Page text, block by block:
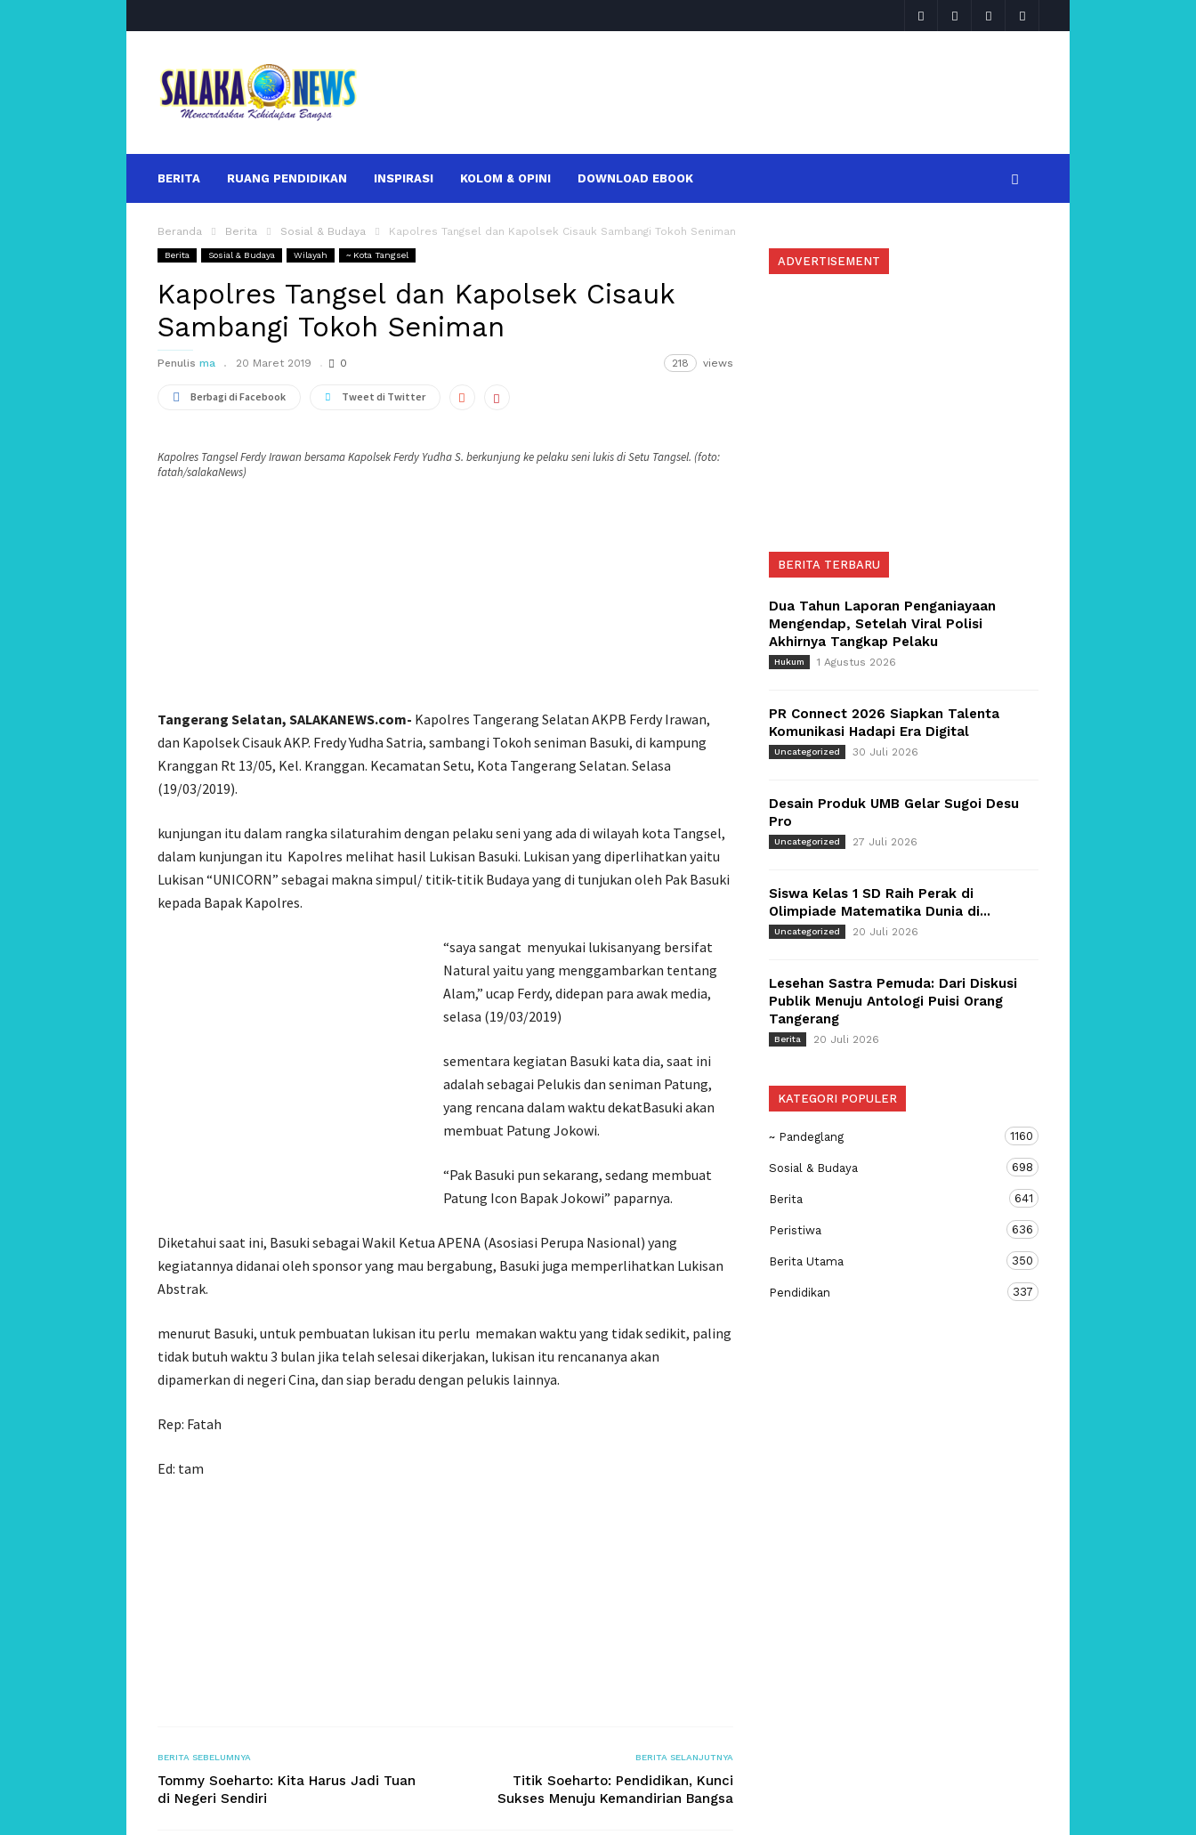
BERITA RUANG PENDIDIKAN INSPIRASI KOLOM & OPINI DOWNLOAD EBOOK
Beranda Berita Sosial & Budaya Kapolres Tangsel dan Kapolsek Cisauk Sambangi Tokoh Seniman
Berita Sosial & Budaya Wilayah ~ Kota Tangsel
Kapolres Tangsel dan Kapolsek Cisauk
Sambangi Tokoh Seniman
Penulis ma 20 Maret 2019 0 218 views
Berbagi di Facebook Tweet di Twitter
Kapolres Tangsel Ferdy Irawan bersama Kapolsek Ferdy Yudha S. berkunjung ke pelaku seni lukis di Setu Tangsel. (foto:
fatah/salakaNews)
Tangerang Selatan, SALAKANEWS.com- Kapolres Tangerang Selatan AKPB Ferdy Irawan,
dan Kapolsek Cisauk AKP. Fredy Yudha Satria, sambangi Tokoh seniman Basuki, di kampung
Kranggan Rt 13/05, Kel. Kranggan. Kecamatan Setu, Kota Tangerang Selatan. Selasa
(19/03/2019).
kunjungan itu dalam rangka silaturahim dengan pelaku seni yang ada di wilayah kota Tangsel,
dalam kunjungan itu Kapolres melihat hasil Lukisan Basuki. Lukisan yang diperlihatkan yaitu
Lukisan “UNICORN” sebagai makna simpul/ titik-titik Budaya yang di tunjukan oleh Pak Basuki
kepada Bapak Kapolres.
“saya sangat menyukai lukisanyang bersifat
Natural yaitu yang menggambarkan tentang
Alam,” ucap Ferdy, didepan para awak media,
selasa (19/03/2019)
sementara kegiatan Basuki kata dia, saat ini
adalah sebagai Pelukis dan seniman Patung,
yang rencana dalam waktu dekatBasuki akan
membuat Patung Jokowi.
“Pak Basuki pun sekarang, sedang membuat
Patung Icon Bapak Jokowi” paparnya.
Diketahui saat ini, Basuki sebagai Wakil Ketua APENA (Asosiasi Perupa Nasional) yang
kegiatannya didanai oleh sponsor yang mau bergabung, Basuki juga memperlihatkan Lukisan
Abstrak.
menurut Basuki, untuk pembuatan lukisan itu perlu memakan waktu yang tidak sedikit, paling
tidak butuh waktu 3 bulan jika telah selesai dikerjakan, lukisan itu rencananya akan
dipamerkan di negeri Cina, dan siap beradu dengan pelukis lainnya.
Rep: Fatah
Ed: tam
BERITA SEBELUMNYA
Tommy Soeharto: Kita Harus Jadi Tuan
di Negeri Sendiri
BERITA SELANJUTNYA
Titik Soeharto: Pendidikan, Kunci
Sukses Menuju Kemandirian Bangsa
ADVERTISEMENT
BERITA TERBARU
Dua Tahun Laporan Penganiayaan
Mengendap, Setelah Viral Polisi
Akhirnya Tangkap Pelaku
Hukum 1 Agustus 2026
PR Connect 2026 Siapkan Talenta
Komunikasi Hadapi Era Digital
Uncategorized 30 Juli 2026
Desain Produk UMB Gelar Sugoi Desu
Pro
Uncategorized 27 Juli 2026
Siswa Kelas 1 SD Raih Perak di
Olimpiade Matematika Dunia di...
Uncategorized 20 Juli 2026
Lesehan Sastra Pemuda: Dari Diskusi
Publik Menuju Antologi Puisi Orang
Tangerang
Berita 20 Juli 2026
KATEGORI POPULER
~ Pandeglang 1160
Sosial & Budaya 698
Berita 641
Peristiwa 636
Berita Utama 350
Pendidikan 337